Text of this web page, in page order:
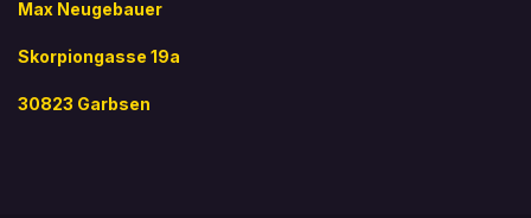
Max Neugebauer
Skorpiongasse 19a
30823 Garbsen